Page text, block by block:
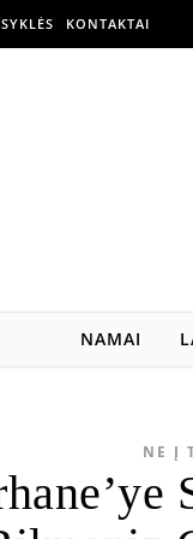
KONTAKTAI
NAMAI
NE Į